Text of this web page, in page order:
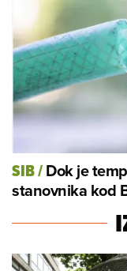
SIB/Dok je
stanovnika kod